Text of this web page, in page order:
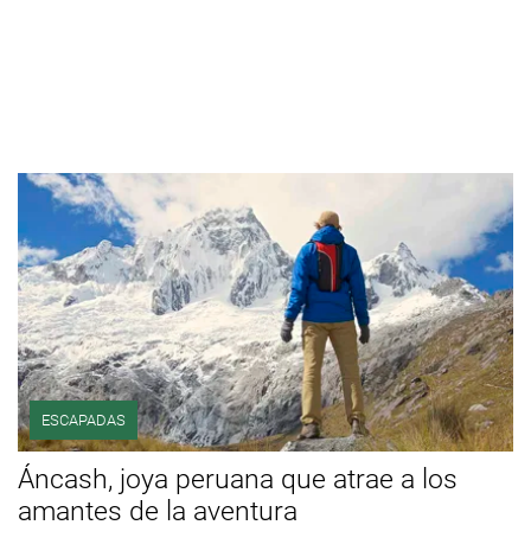
ESCAPADAS
Áncash, joya peruana que atrae a los
amantes de la aventura